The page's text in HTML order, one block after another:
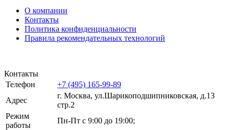
О компании
Контакты
Политика конфиденциальности
Правила рекомендательных технологий
Контакты
Телефон
+7 (495) 165-99-89
Адрес
г. Москва, ул.​​Шарикоподшипниковская, д.13
стр.2
Режим
работы
Пн-Пт с 9:00 до 19:00;